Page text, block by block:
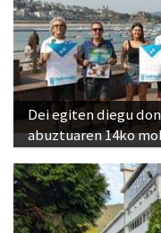
Dei egiten diegu
abuztuaren 14ko